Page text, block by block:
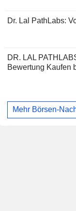
Dr. Lal PathLabs:
DR. LAL
Bewertung Kaufen
Mehr Börsen-